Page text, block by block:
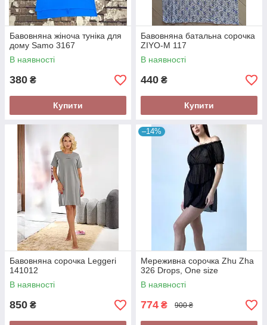
Бавовняна жіноча туніка для
дому Samo 3167
В наявності
380 ₴
Купити
Бавовняна батальна сорочка
ZIYO-M 117
В наявності
440 ₴
Купити
Бавовняна сорочка Leggeri
141012
В наявності
850 ₴
–14%
Мереживна сорочка Zhu Zha
326 Drops, One size
В наявності
774 ₴ 900 ₴